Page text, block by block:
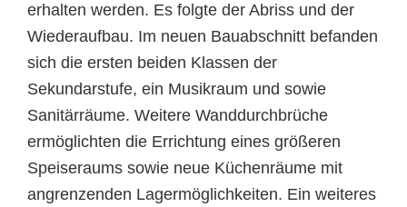
erhalten werden. Es folgte der Abriss und der
Wiederaufbau. Im neuen Bauabschnitt befanden
sich die ersten beiden Klassen der
Sekundarstufe, ein Musikraum und sowie
Sanitärräume. Weitere Wanddurchbrüche
ermöglichten die Errichtung eines größeren
Speiseraums sowie neue Küchenräume mit
angrenzenden Lagermöglichkeiten. Ein weiteres